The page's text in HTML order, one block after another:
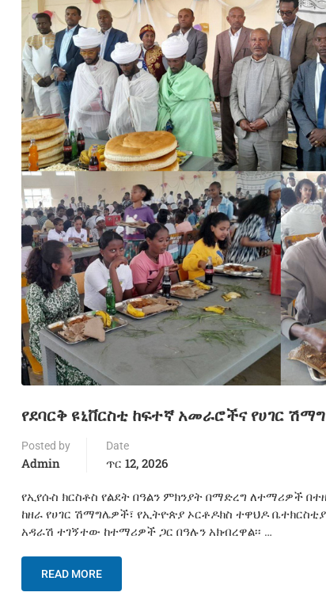
የደባርቅ ዩኒቨርስቲ ከፍተኛ አመራሮችና የሀገር
Posted by
Admin
Date
ጥር 12, 2026
የኢየሱስ ክርስቶስ የልደት በዓልን ምክንያት በማድረግ ለተማሪዎች
ከዘራ የሀገር ሽማግሌዎች፣ የኢትዮጵያ ኦርቶዶክስ ተዋህዶ
አዳራሽ ተገኝተው ከተማሪዎች ጋር በዓሉን አክብረዋል፡፡ …
READ MORE